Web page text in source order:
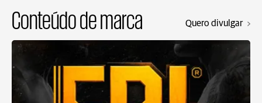
Conteúdo de marca Quero divulgar